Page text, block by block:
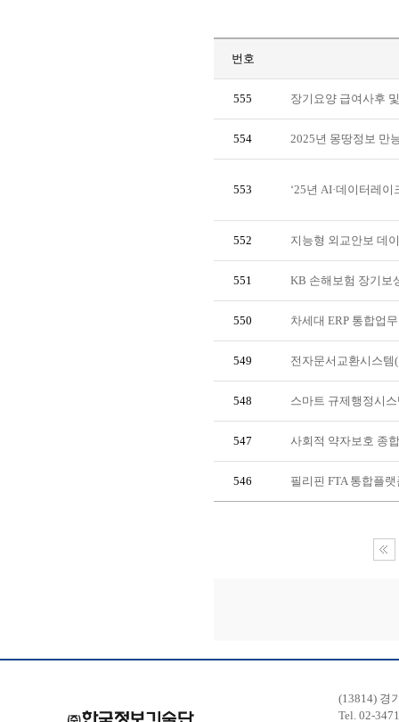
번호
555 장기요양 급여사후
554 2025년 몽땅정보 만
553 ‘25년 AI·데이터레
552 지능형 외교안보 데
551 KB 손해보험 장기보
550 차세대 ERP 통합업
549 전자문서교환시스템
548 스마트 규제행정시
547 사회적 약자보호 종
546 필리핀 FTA 통합플
(13814) 경
Tel. 02-